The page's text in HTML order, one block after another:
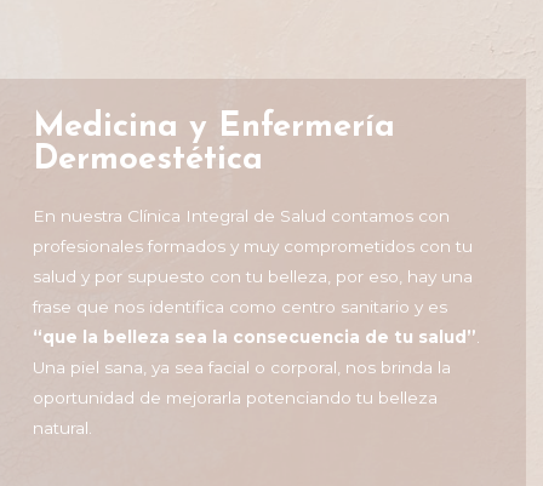
Medicina y Enfermería
Dermoestética
En nuestra Clínica Integral de Salud contamos con
profesionales formados y muy comprometidos con tu
salud y por supuesto con tu belleza, por eso, hay una
frase que nos identifica como centro sanitario y es
“que la belleza sea la consecuencia de tu salud”
Una piel sana, ya sea facial o corporal, nos brinda la
oportunidad de mejorarla potenciando tu belleza
natural.